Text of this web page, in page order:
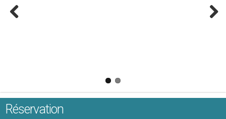
Réservation